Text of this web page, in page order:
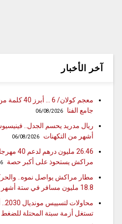
آخر الأخبار
معجم كولان/
جامع الفنا
06/08/2026
أشهر من التكهنات
06/08/2026
26.46
مراكش يستحوذ على أكبر حصة
مطار مراكش يواصل نموه..
18.8 مليون مسافر في ستة أشهر
تستغل أزمة سبتة المحتلة